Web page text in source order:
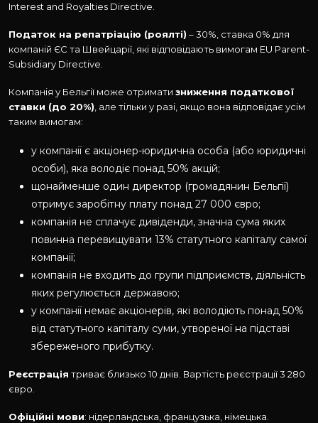
Interest and Royalties Directive.
Податок на репатріацію (роялті) – 30%, ставка 0% для
компаній ЄС та Швейцарії, які відповідають вимогам EU Parent-
Subsidiary Directive.
Компанія у Бельгії може отримати зниження податкової
ставки (до 20%) , але тільки у разі, якщо вона відповідає усім
таким вимогам:
у компанії є акціонер-юридична особа (або юридичні
особи), яка володіє понад 50% акцій;
щонайменше один директор (громадянин Бельгії)
отримує заробітну плату понад 27 000 євро;
компанія не сплачує дивіденди, значна сума яких
повинна перевищувати 13% статутного капіталу самої
компанії;
компанія не входить до групи підприємств, діяльність
яких регулюється державою;
у компанії немає акціонерів, які володіють понад 50%
від статутного капіталу суми, утвореної на підставі
збереженого прибутку.
Реєстрація триває близько 10 днів. Вартість реєстрації 3 280
євро.
Офіційні мови: нідерландська, французька, німецька.